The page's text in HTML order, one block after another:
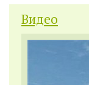
Видео